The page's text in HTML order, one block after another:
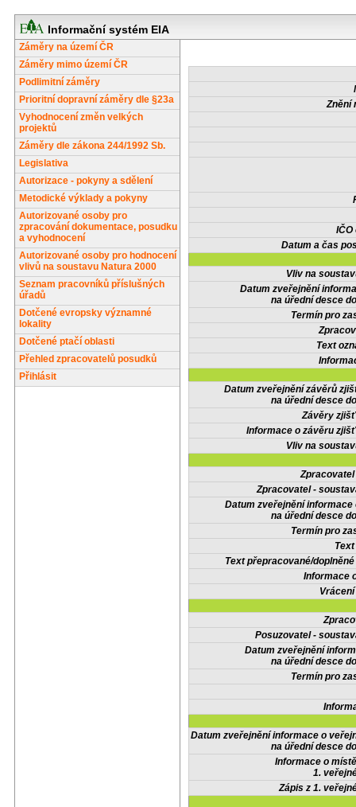
Informační systém EIA
Záměry na území ČR
Záměry mimo území ČR
Podlimitní záměry
Prioritní dopravní záměry dle §23a
Vyhodnocení změn velkých
projektů
Záměry dle zákona 244/1992 Sb.
Legislativa
Autorizace - pokyny a sdělení
Metodické výklady a pokyny
Autorizované osoby pro
zpracování dokumentace, posudku
a vyhodnocení
Autorizované osoby pro hodnocení
vlivů na soustavu Natura 2000
Seznam pracovníků příslušných
úřadů
Dotčené evropsky významné
lokality
Dotčené ptačí oblasti
Přehled zpracovatelů posudků
Přihlásit
Znění
IČO
Datum a čas
Vliv na
Datum zveřejnění
na úřední desce
Termín pro
Text
Datum zveřejnění závěrů
na úřední desce
Závěry
Informace o závěru
Vliv na
Zpracovatel -
Datum zveřejnění informace
na úřední desce
Termín pro
Text přepracované/
Informace
Posuzovatel -
Datum zveřejnění
na úřední desce
Termín pro
Datum zveřejnění informace o
na úřední desce
Informace o
1.
Zápis z 1.